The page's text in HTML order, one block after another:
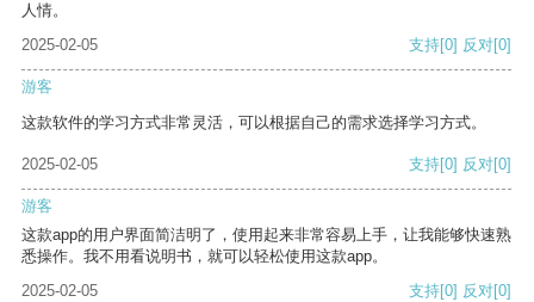
人情。
2025-02-05
支持[0] 反对[0]
游客
这款软件的学习方式非常灵活，可以根据自己的需求选择学习方式。
2025-02-05 支持[0] 反对[0]
游客
这款app的用户界面简洁明了，使用起来非常容易上手，让我能够快速熟
悉操作。我不用看说明书，就可以轻松使用这款app。
2025-02-05
支持[0] 反对[0]